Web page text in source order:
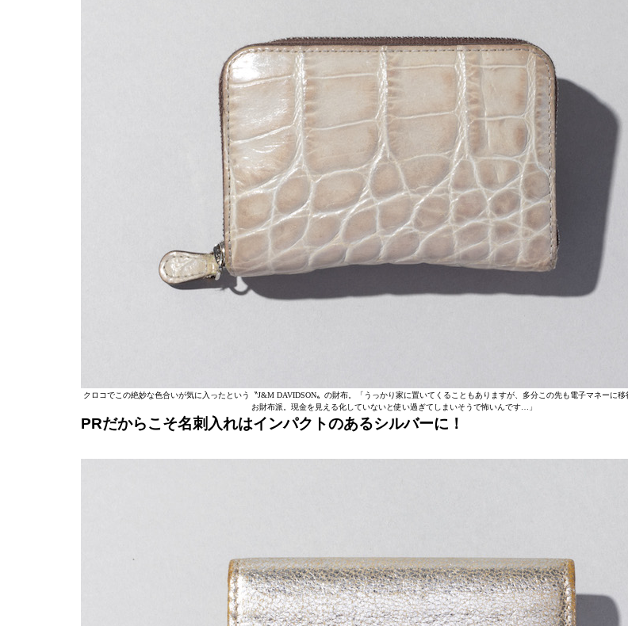
クロコでこの絶妙な色合いが気に入ったという〝J&M DAVIDSON〟の財布。「うっかり家に置いてくることもありますが、多分この先も電子マネーに移
お財布派。現金を見える化していないと使い過ぎてしまいそうで怖いんです…」
PRだからこそ名刺入れはインパクトのあるシルバーに！